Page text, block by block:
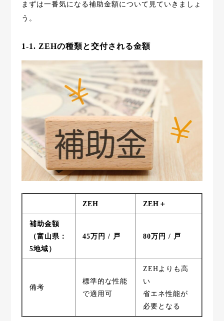
まずは一番気になる補助金額について見ていきましょ
う。
1-1. ZEHの種類と交付される金額
ZEH ZEH＋
補助金額
（富山県：
5地域）
45万円 / 戸 80万円 / 戸
備考
標準的な性能
で適用可
ZEHよりも高
い
省エネ性能が
必要となる